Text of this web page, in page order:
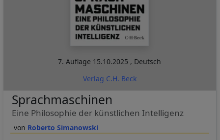
7. Auflage 15.10.2025 , Deutsch
Verlag C.H. Beck
Roberto Simanowski
Sprachmaschinen
Eine Philosophie der künstlichen Intelligenz